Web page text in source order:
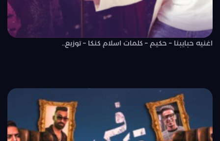
اغنيه حبايبنا – حكيم – كلمات اسلام كنكا – توزيع..